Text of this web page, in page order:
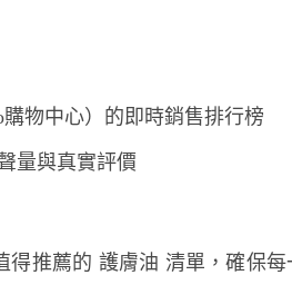
物中心）的即時銷售排行榜
量與真實評價
推薦的 護膚油 清單，確保每